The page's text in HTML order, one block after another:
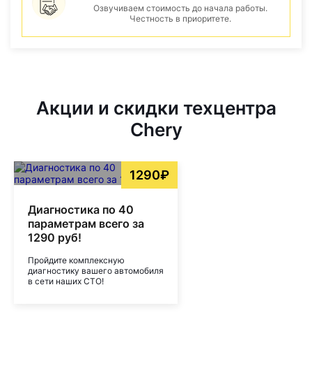
Озвучиваем стоимость до начала работы.
Честность в приоритете.
Акции и скидки техцентра
Chery
1290₽
Диагностика по 40
параметрам всего за
1290 руб!
Пройдите комплексную
диагностику вашего автомобиля
в сети наших СТО!